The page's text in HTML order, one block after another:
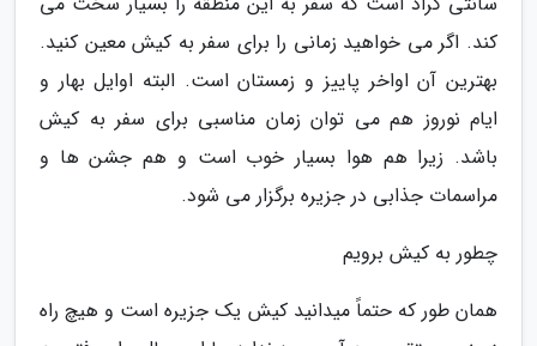
کند. اگر می خواهید زمانی را برای سفر به کیش معین کنید.
بهترین آن اواخر پاییز و زمستان است. البته اوایل بهار و
ایام نوروز هم می توان زمان مناسبی برای سفر به کیش
باشد. زیرا هم هوا بسیار خوب است و هم جشن ها و
مراسمات جذابی در جزیره برگزار می شود.
چطور به کیش برویم
همان طور که حتماً میدانید کیش یک جزیره است و هیچ راه